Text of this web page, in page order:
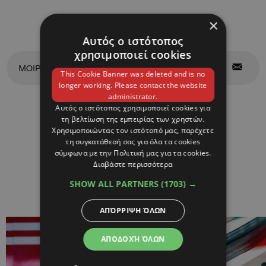
ΜΟΙΡΑΣΤΕΙΤΕ ΤΟ
ΣΧΕΤΙΚΑ
ΑΡΘΡΑ
×
Αυτός ο ιστότοπος
χρησιμοποιεί cookies
This Cookie Banner was deleted and is no
longer working. Please contact the website
administrator.
Αυτός ο ιστότοπος χρησιμοποιεί cookies για
τη βελτίωση της εμπειρίας των χρηστών.
Χρησιμοποιώντας τον ιστότοπό μας, παρέχετε
τη συγκατάθεσή σας για όλα τα cookies
σύμφωνα με την Πολιτική μας για τα cookies.
Διαβάστε περισσότερα
SHOW ALL PARTNERS (1703) →
ΑΠΟΔΟΧΉ ΌΛΩΝ
ΑΠΌΡΡΙΨΗ ΌΛΩΝ